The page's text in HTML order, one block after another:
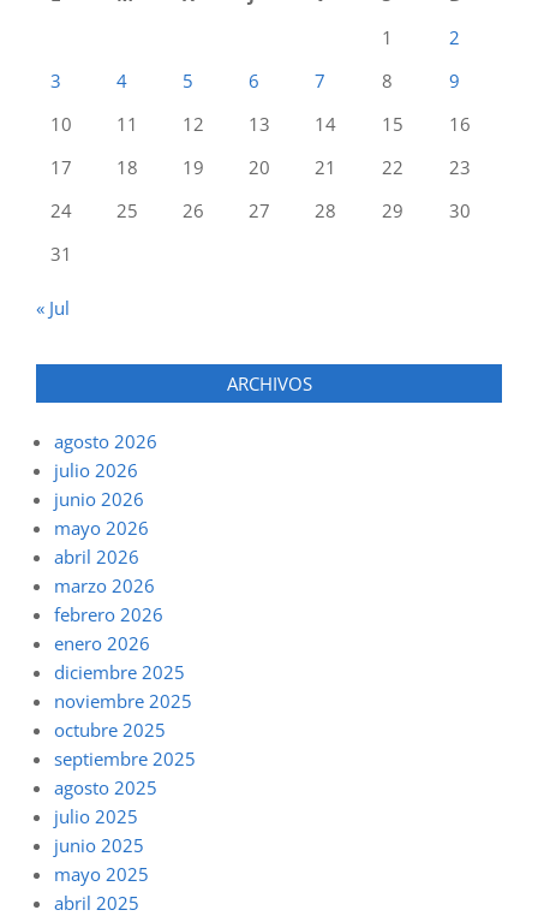
1
2
3
4 5 6 7 8
9
10
11 12 13 14 15
16
17
18 19 20 21 22
23
24
25 26 27 28 29
30
31
« Jul
ARCHIVOS
agosto 2026
julio 2026
junio 2026
mayo 2026
abril 2026
marzo 2026
febrero 2026
enero 2026
diciembre 2025
noviembre 2025
octubre 2025
septiembre 2025
agosto 2025
julio 2025
junio 2025
mayo 2025
abril 2025